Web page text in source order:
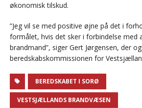
økonomisk tilskud.
”Jeg vil se med positive øjne på det i
formålet, hvis det sker i forbindelse med
brandmand”, siger Gert Jørgensen, der
beredskabskommissionen for
BEREDSKABET I SORØ
VESTSJÆLLANDS BRANDVÆSEN